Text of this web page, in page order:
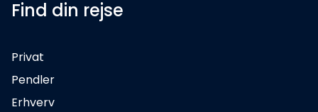
Find din rejse
Privat
Pendler
Erhverv